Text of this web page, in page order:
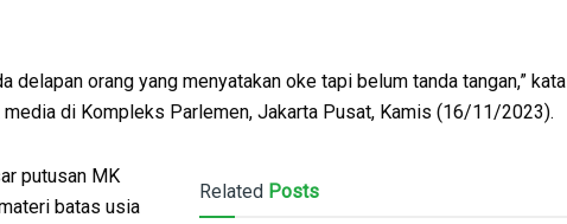
delapan orang yang menyatakan oke tapi belum tanda tangan,” kata
di Kompleks Parlemen, Jakarta Pusat, Kamis (16/11/2023).
Related Posts
putusan MK
batas usia